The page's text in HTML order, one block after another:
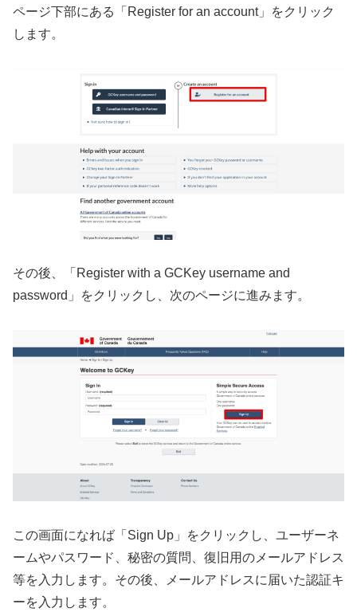
ページ下部にある「Register for an account」をクリック
します。
その後、「Register with a GCKey username and
password」をクリックし、次のページに進みます。
この画面になれば「Sign Up」をクリックし、ユーザーネ
ームやパスワード、秘密の質問、復旧用のメールアドレス
等を入力します。その後、メールアドレスに届いた認証キ
ーを入力します。